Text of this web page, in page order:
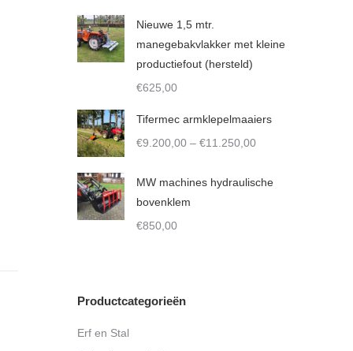
Nieuwe 1,5 mtr.
manegebakvlakker met kleine
productiefout (hersteld)
€625,00
Tifermec armklepelmaaiers
€9.200,00 – €11.250,00Price
€9.200,00
MW machines hydraulische
bovenklem
€850,00
Productcategorieën
Erf en Stal